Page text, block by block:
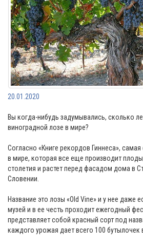
20.01.2020
Вы когда-нибудь задумывались, сколько
виноградной лозе в мире?
Согласно «Книге рекордов Гиннеса»,
в мире, которая все еще производит
столетия и растет перед фасадом дома в
Словении.
Название это лозы «Old Vine» и у нее даже
музей и в ее честь проходит ежегодный
представляет собой красный сорт под
каждого урожая дает всего 100